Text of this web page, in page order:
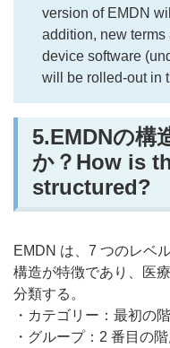
version of EMDN
addition, new terms
device software
will be rolled-out in
5.EMDNの構
か？How is
structured?
EMDN は、7 つのレベ
構造が特徴であり、医
分類する。
・カテゴリー：最初の
・グループ：2 番目の